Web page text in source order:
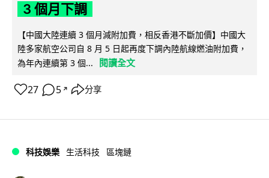
3 個月下調
【中國大陸連續 3 個月減附加費，相反香港不斷加價】中國大
陸多家航空公司自 8 月 5 日起再度下調內陸航線燃油附加費，
為年內連續第 3 個...
閱讀全文
27 5 ↗ 分享
科技娛樂 生活科技 區塊鏈